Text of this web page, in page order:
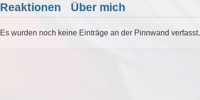
Reaktionen
Über mich
Es wurden noch keine Einträge an der Pinnwand verfasst.